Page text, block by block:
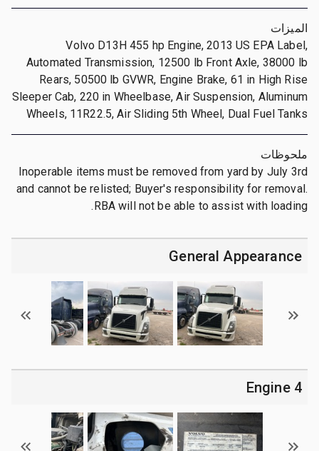
الميزات
Volvo D13H 455 hp Engine, 2013 US EPA Label,
Automated Transmission, 12500 lb Front Axle, 38000 lb
Rears, 50500 lb GVWR, Engine Brake, 61 in High Rise
Sleeper Cab, 220 in Wheelbase, Air Suspension, Aluminum
Wheels, 11R22.5, Air Sliding 5th Wheel, Dual Fuel Tanks
ملحوظات
Inoperable items must be removed from yard by July 3rd
and cannot be relisted; Buyer's responsibility for removal.
RBA will not be able to assist with loading.
General Appearance
4 Engine